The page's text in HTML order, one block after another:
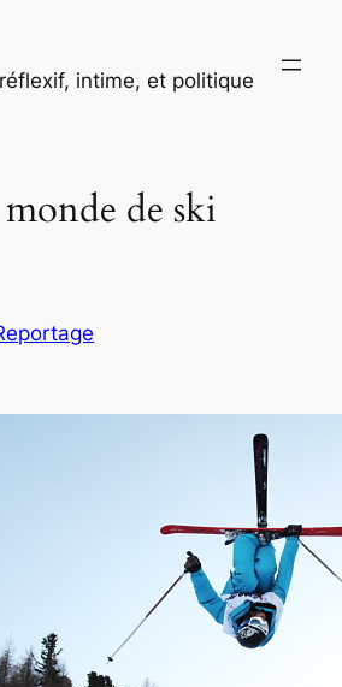
intime, et politique
de ski